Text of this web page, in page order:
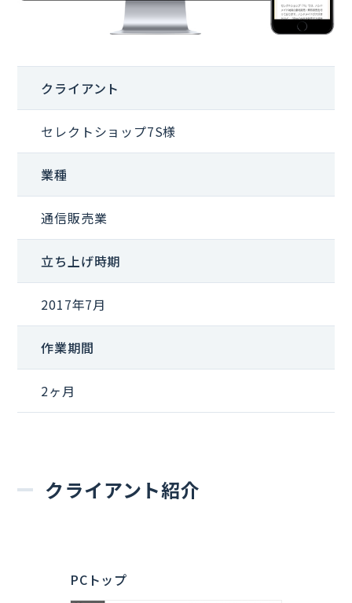
クライアント
セレクトショップ7S様
業種
通信販売業
立ち上げ時期
2017年7月
作業期間
2ヶ月
クライアント紹介
PCトップ